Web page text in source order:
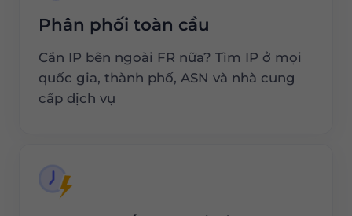
Phân phối toàn cầu
Cần IP bên ngoài FR nữa? Tìm IP ở mọi
quốc gia, thành phố, ASN và nhà cung
cấp dịch vụ